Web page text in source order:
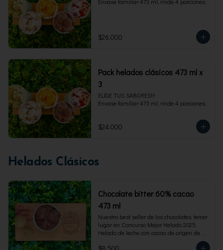
$26.000
Pack helados clásicos 473 ml x
3
ELIGE TUS SABORES!!!
Envase familiar 473 ml, rinde 4 porciones.
$24.000
Helados Clásicos
Chocolate bitter 60% cacao
473 ml
Nuestro best seller de los chocolates, tercer
lugar en Concurso Mejor Helado 2025.
Helado de leche con cacao de origen de
intensidad al 60%. Envase familiar 473 ml,